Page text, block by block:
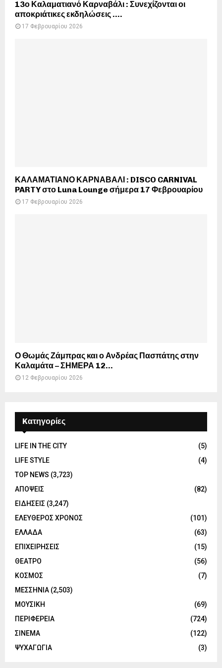
13ο Καλαματιανό Καρναβάλι : Συνεχίζονται οι
αποκριάτικες εκδηλώσεις ….
17 Φεβρουαρίου 2026
ΚΑΛΑΜΑΤΙΑΝΟ ΚΑΡΝΑΒΑΛΙ : DISCO CARNIVAL
PARTY στο Luna Lounge σήμερα 17 Φεβρουαρίου
17 Φεβρουαρίου 2026
Ο Θωμάς Ζάμπρας και ο Ανδρέας Πασπάτης στην
Καλαμάτα – ΣΗΜΕΡΑ 12...
12 Φεβρουαρίου 2026
Kατηγορίες
LIFE IN THE CITY
(5)
LIFE STYLE
(4)
TOP NEWS (3,723)
ΑΠΟΨΕΙΣ
(82)
ΕΙΔΗΣΕΙΣ (3,247)
ΕΛΕΥΘΕΡΟΣ ΧΡΟΝΟΣ
(101)
ΕΛΛΑΔΑ
(63)
ΕΠΙΧΕΙΡΗΣΕΙΣ
(15)
ΘΕΑΤΡΟ
(56)
ΚΟΣΜΟΣ
(7)
ΜΕΣΣΗΝΙΑ (2,503)
ΜΟΥΣΙΚΗ
(69)
ΠΕΡΙΦΕΡΕΙΑ
(724)
ΣΙΝΕΜΑ
(122)
ΨΥΧΑΓΩΓΙΑ
(3)